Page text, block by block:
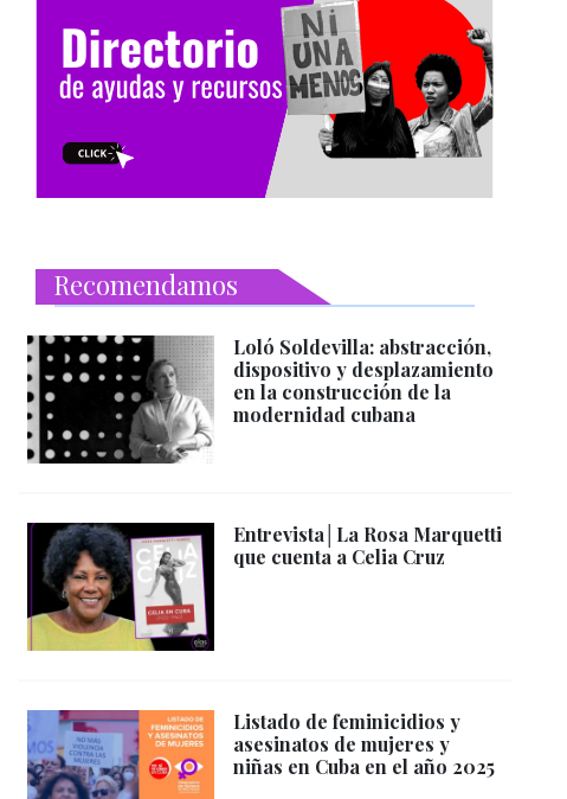
Recomendamos
Loló Soldevilla: abstracción,
dispositivo y desplazamiento
en la construcción de la
modernidad cubana
Entrevista│La Rosa Marquetti
que cuenta a Celia Cruz
Listado de feminicidios y
asesinatos de mujeres y
niñas en Cuba en el año 2025